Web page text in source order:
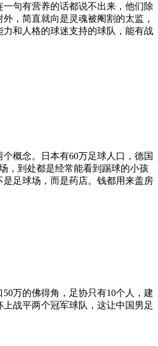
句有营养的话都说不出来，他们除
，简直就向是灵魂被阉割的太监，
和人格的球迷支持的球队，能有战
概念。日本有60万足球人口，德国
，到处都是经常能看到踢球的小孩
是足球场，而是药店。钱都用来盖房
万的佛得角，足协只有10个人，建
上战平两个冠军球队，这让中国男足